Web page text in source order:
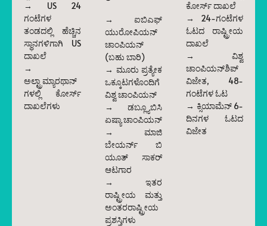
→ US 24
ಗಂಟೆಗಳ
ತಂಡದಲ್ಲಿ ಹೆಚ್ಚಿನ
ಸ್ಥಾನಗಳಿಗಾಗಿ US
ದಾಖಲೆ
→
ಅಲ್ಟ್ರಾಮ್ಯಾರಥಾನ್‌
ಗಳಲ್ಲಿ ಕೋರ್ಸ್
ದಾಖಲೆಗಳು
→ ಐಬಿಎಫ್
ಯುರೋಪಿಯನ್
ಚಾಂಪಿಯನ್
(ಬಹು ಬಾರಿ)
→ ಮೂರು ಪ್ರತ್ಯೇಕ
ಒಕ್ಕೂಟಗಳೊಂದಿಗೆ
ವಿಶ್ವ ಚಾಂಪಿಯನ್
→ ಡಬ್ಲ್ಯೂಬಿಸಿ
ಏಷ್ಯಾ ಚಾಂಪಿಯನ್
→ ಮಾಜಿ
ಬೇಯರ್ನ್ ಬಿ
ಯೂತ್ ಸಾಕರ್
ಆಟಗಾರ
→ ಇತರ
ರಾಷ್ಟ್ರೀಯ ಮತ್ತು
ಅಂತರರಾಷ್ಟ್ರೀಯ
ಪ್ರಶಸ್ತಿಗಳು
ಕೋರ್ಸ್ ದಾಖಲೆ
→ 24-ಗಂಟೆಗಳ
ಓಟದ ರಾಷ್ಟ್ರೀಯ
ದಾಖಲೆ
→ ವಿಶ್ವ
ಚಾಂಪಿಯನ್‌ಶಿಪ್
ವಿಜೇತ, 48-
ಗಂಟೆಗಳ ಓಟ
→ ಕ್ಸಿಯಾಮೆನ್ 6-
ದಿನಗಳ ಓಟದ
ವಿಜೇತ